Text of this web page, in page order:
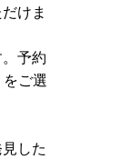
けま
予約
ご選
した